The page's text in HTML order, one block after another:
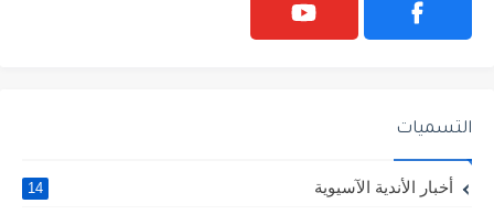
التسميات
أخبار الأندية الآسيوية 14